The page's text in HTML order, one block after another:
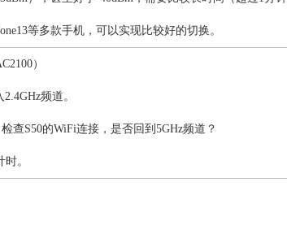
等多款手机，可以实现比较好的切换。
）
频道。
查S50的WiFi连接，是否回到5GHz频道？
。